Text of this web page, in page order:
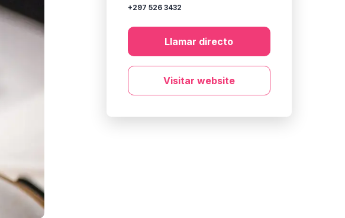
+297 526 3432
Llamar directo
Visitar website